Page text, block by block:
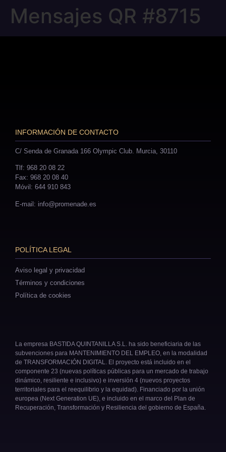
Mensajes QR #8715
INFORMACIÓN DE CONTACTO
C/ Senda de Granada 166 Olympic Club. Murcia, 30110
Tlf: 968 20 08 22
Fax: 968 20 08 40
Móvil: 644 910 843
E-mail: info@promenade.es
POLÍTICA LEGAL
Aviso legal y privacidad
Términos y condiciones
Política de cookies
La empresa BASTIDA QUINTANILLA S.L. ha sido beneficiaria de las
subvenciones para MANTENIMIENTO DEL EMPLEO, en la modalidad
de TRANSFORMACIÓN DIGITAL. El proyecto está incluido en el
componente 23 (nuevas políticas públicas para un mercado de trabajo
dinámico, resiliente e inclusivo) e inversión 4 (nuevos proyectos
territoriales para el reequilibrio y la equidad). Financiado por la unión
europea (Next Generation UE), e incluido en el marco del Plan de
Recuperación, Transformación y Resiliencia del gobierno de España.